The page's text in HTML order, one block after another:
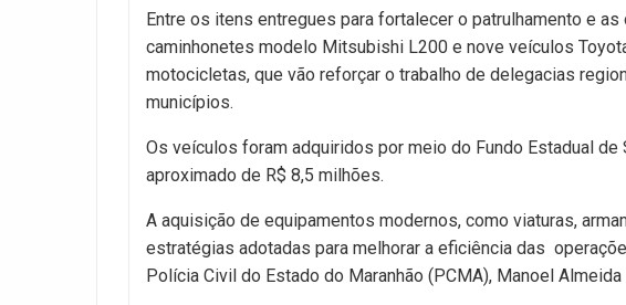
Entre os itens entregues para fortalecer o patrulhamento e
caminhonetes modelo Mitsubishi L200 e nove veículos
motocicletas, que vão reforçar o trabalho de delegacias
municípios.
Os veículos foram adquiridos por meio do Fundo Estadual
aproximado de R$ 8,5 milhões.
A aquisição de equipamentos modernos, como viaturas,
estratégias adotadas para melhorar a eficiência das
Polícia Civil do Estado do Maranhão (PCMA), Manoel Almeida